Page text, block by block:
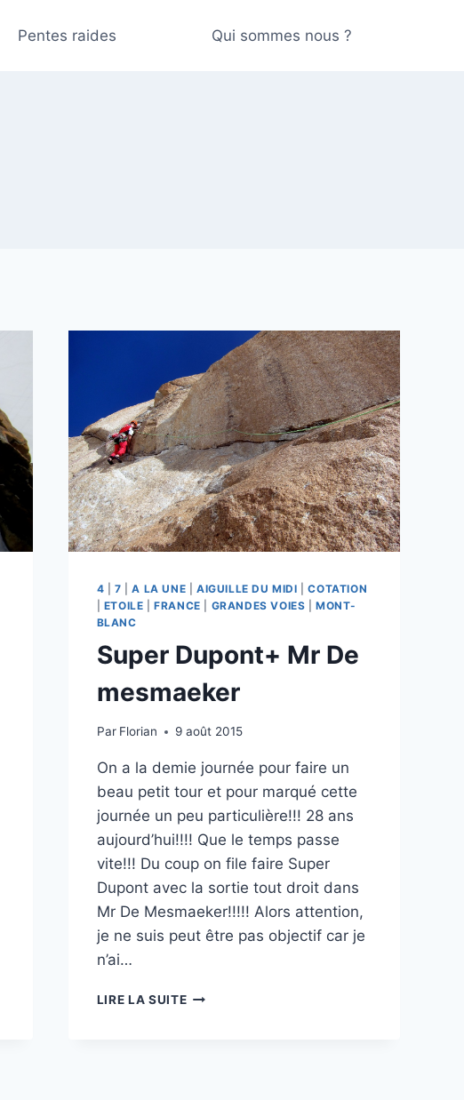
Pentes raides Qui sommes nous ?
4 |7 |A LA UNE |AIGUILLE DU MIDI |COTATION
ETOILE |FRANCE GRANDES VOIES |MONT-
BLANC
Super Dupont+ Mr De
mesmaeker
Par Florian 9 août 2015
On a la demie journée pour faire un
beau petit tour et pour marqué cette
journée un peu particulière!!! 28 ans
aujourd’hui!!!! Que le temps passe
vite!!! Du coup on file faire Super
Dupont avec la sortie tout droit dans
Mr De Mesmaeker!!!!! Alors attention,
je ne suis peut être pas objectif car je
n’ai…
LIRE LA SUITESUPER